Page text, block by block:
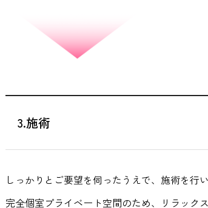
3.施術
しっかりとご要望を伺ったうえで、施術を行い
完全個室プライベート空間のため、リラック